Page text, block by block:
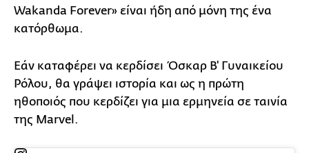
Wakanda Forever» είναι ήδη από μόνη της ένα
κατόρθωμα.
Εάν καταφέρει να κερδίσει Όσκαρ Β' Γυναικείου
Ρόλου, θα γράψει ιστορία και ως η πρώτη
ηθοποιός που κερδίζει για μια ερμηνεία σε ταινία
της Marvel.